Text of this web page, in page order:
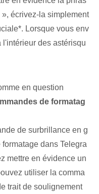
écrivez-la simplement
Lorsque vous env
l'intérieur des astérisqu
en question
de formatag
de surbrillance en g
dans Telegra
mettre en évidence un
utiliser la comma
trait de soulignement‌